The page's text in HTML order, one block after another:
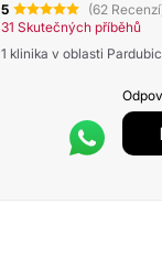
5 (62
31 Skutečných příběhů
1 klinika v oblasti